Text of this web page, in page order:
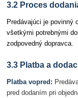
3.2 Proces
Predávajúci je povinný
všetkými potrebnými
zodpovedný dopravca.
3.3 Platba a
Platba vopred:
pred dodaním pri